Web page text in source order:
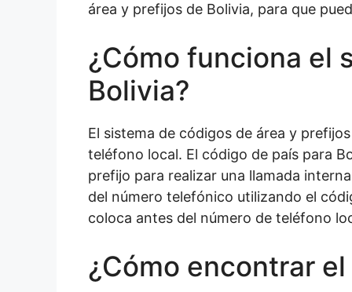
área y prefijos de Bolivia, para que
¿Cómo funciona el
Bolivia?
El sistema de códigos de área y
teléfono local. El código de país para
prefijo para realizar una llamada
del número telefónico utilizando el
coloca antes del número de teléfono
¿Cómo encontrar